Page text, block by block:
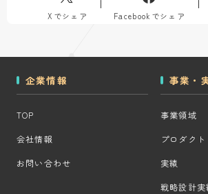
Xでシェア Facebookでシェア
企業情報
TOP
会社情報
お問い合わせ
事業・
事業領域
プロダクト
実績
戦略設計実